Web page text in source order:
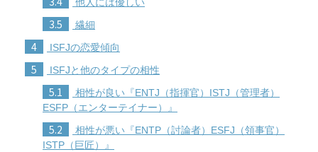
他人には優しい
3.5 繊細
4 ISFJの恋愛傾向
5 ISFJと他のタイプの相性
5.1
相性が良い『ENTJ（指揮官）ISTJ（管理者）
ESFP（エンターテイナー）』
5.2
相性が悪い『ENTP（討論者）ESFJ（領事官）
ISTP（巨匠）』